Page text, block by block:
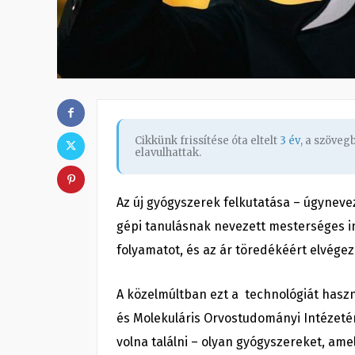
Cikkünk frissítése óta eltelt 3 év, a
elavulhattak.
Az új gyógyszerek felkutatása –
gépi tanulásnak nevezett
folyamatot, és az ár töredékéért
A közelmúltban ezt a technológiát
és Molekuláris Orvostudományi
volna találni – olyan gyógyszereket,